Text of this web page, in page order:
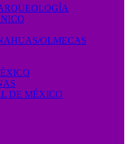
OLMECAS
DE MÉXICO